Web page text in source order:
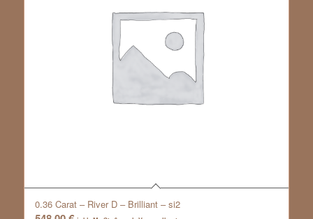
0.36 Carat – River D – Brilliant – si2